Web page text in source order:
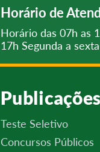
Horário de
Horário das 07h as
17h Segunda a
Publicações
Teste Seletivo
Concursos Públicos